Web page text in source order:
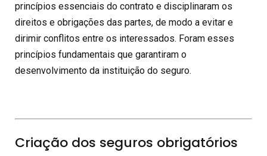
princípios essenciais do contrato e disciplinaram os
direitos e obrigações das partes, de modo a evitar e
dirimir conflitos entre os interessados. Foram esses
princípios fundamentais que garantiram o
desenvolvimento da instituição do seguro.
Criação dos seguros obrigatórios